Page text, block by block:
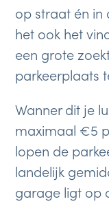
op straat én
het ook het
een grote
parkeerplaats
Wanner dit je
maximaal €5
lopen de
landelijk
garage ligt op